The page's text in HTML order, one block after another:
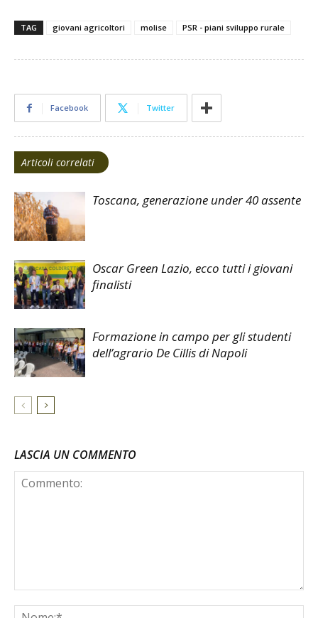
TAG giovani agricoltori molise PSR - piani sviluppo rurale
Facebook Twitter
Articoli correlati
Toscana, generazione under 40 assente
Oscar Green Lazio, ecco tutti i giovani
finalisti
Formazione in campo per gli studenti
dell’agrario De Cillis di Napoli
LASCIA UN COMMENTO